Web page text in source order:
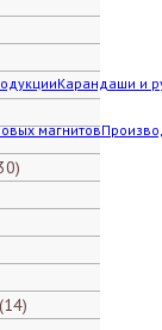
Карандаши и
магнитов
14